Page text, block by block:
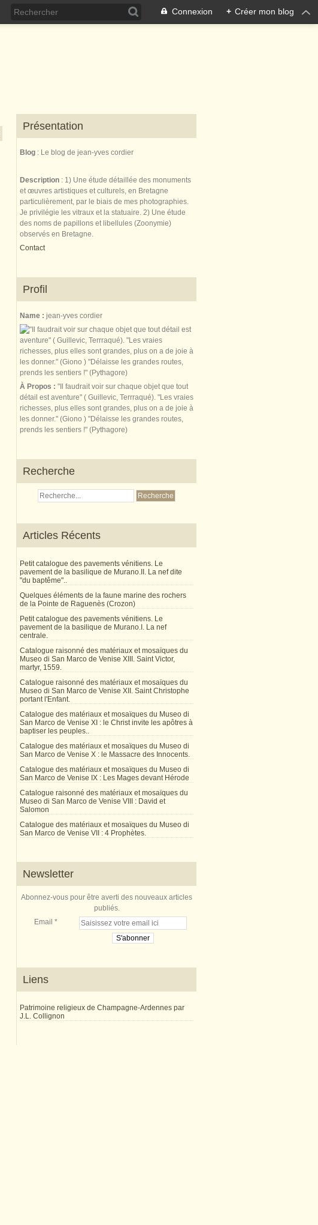
Connexion + Créer mon blog
Présentation
Blog : Le blog de jean-yves cordier
Description : 1) Une étude détaillée des monuments
et œuvres artistiques et culturels, en Bretagne
particulièrement, par le biais de mes photographies.
Je privilégie les vitraux et la statuaire. 2) Une étude
des noms de papillons et libellules (Zoonymie)
observés en Bretagne.
Contact
Profil
Name : jean-yves cordier
À Propos : "Il faudrait voir sur chaque objet que tout
détail est aventure" ( Guillevic, Terrraqué). "Les vraies
richesses, plus elles sont grandes, plus on a de joie à
les donner." (Giono ) "Délaisse les grandes routes,
prends les sentiers !" (Pythagore)
Recherche
Articles Récents
Petit catalogue des pavements vénitiens. Le
pavement de la basilique de Murano.II. La nef dite
"du baptême"..
Quelques éléments de la faune marine des rochers
de la Pointe de Raguenès (Crozon)
Petit catalogue des pavements vénitiens. Le
pavement de la basilique de Murano.I. La nef
centrale.
Catalogue raisonné des matériaux et mosaïques du
Museo di San Marco de Venise XIII. Saint Victor,
martyr, 1559.
Catalogue raisonné des matériaux et mosaïques du
Museo di San Marco de Venise XII. Saint Christophe
portant l'Enfant.
Catalogue des matériaux et mosaïques du Museo di
San Marco de Venise XI : le Christ invite les apôtres à
baptiser les peuples..
Catalogue des matériaux et mosaïques du Museo di
San Marco de Venise X : le Massacre des Innocents.
Catalogue des matériaux et mosaïques du Museo di
San Marco de Venise IX : Les Mages devant Hérode
Catalogue raisonné des matériaux et mosaïques du
Museo di San Marco de Venise VIII : David et
Salomon
Catalogue des matériaux et mosaïques du Museo di
San Marco de Venise VII : 4 Prophètes.
Newsletter
Abonnez-vous pour être averti des nouveaux articles
publiés.
Email
Liens
Patrimoine religieux de Champagne-Ardennes par
J.L. Collignon